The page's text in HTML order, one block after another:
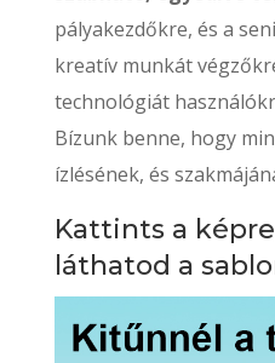
pályakezdőkre, és a
kreatív munkát
technológiát
Bízunk benne, hogy
ízlésének, és
Kattints a
láthatod a